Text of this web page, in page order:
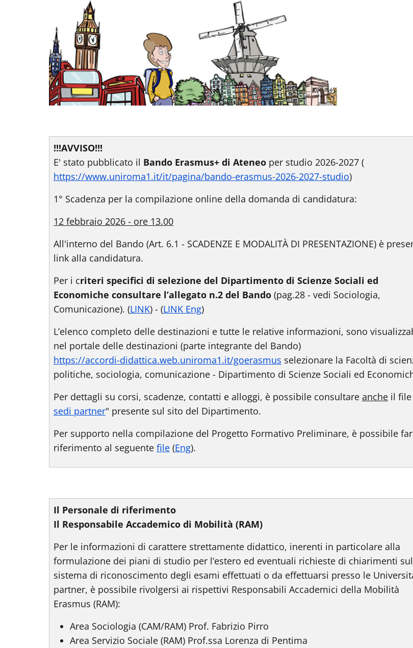
!!!AVVISO!!!
E' stato pubblicato il Bando Erasmus+ di Ateneo per studio 2026-2027 (
https://www.uniroma1.it/it/pagina/bando-erasmus-2026-2027-studio)
1° Scadenza per la compilazione online della domanda di candidatura:
12 febbraio 2026 - ore 13.00
All'interno del Bando (Art. 6.1 - SCADENZE E MODALITÀ DI PRESENTAZIONE) è
link alla candidatura.
Per i criteri specifici di selezione del Dipartimento di Scienze Sociali ed
Economiche consultare l’allegato n.2 del Bando (pag.28 - vedi Sociologia,
Comunicazione). (LINK) - (LINK Eng)
L’elenco completo delle destinazioni e tutte le relative informazioni, sono
nel portale delle destinazioni (parte integrante del Bando)
https://accordi-didattica.web.uniroma1.it/goerasmus selezionare la Facoltà di
politiche, sociologia, comunicazione - Dipartimento di Scienze Sociali ed
Per dettagli su corsi, scadenze, contatti e alloggi, è possibile consultare anche il file
sedi partner" presente sul sito del Dipartimento.
Per supporto nella compilazione del Progetto Formativo Preliminare, è possibile
riferimento al seguente file (Eng).
Il Personale di riferimento
Il Responsabile Accademico di Mobilità (RAM)
Per le informazioni di carattere strettamente didattico, inerenti in particolare alla
formulazione dei piani di studio per l’estero ed eventuali richieste di chiarimenti sul
sistema di riconoscimento degli esami effettuati o da effettuarsi presso le
partner, è possibile rivolgersi ai rispettivi Responsabili Accademici della Mobilità
Erasmus (RAM):
Area Sociologia (CAM/RAM) Prof. Fabrizio Pirro
Area Servizio Sociale (RAM) Prof.ssa Lorenza di Pentima